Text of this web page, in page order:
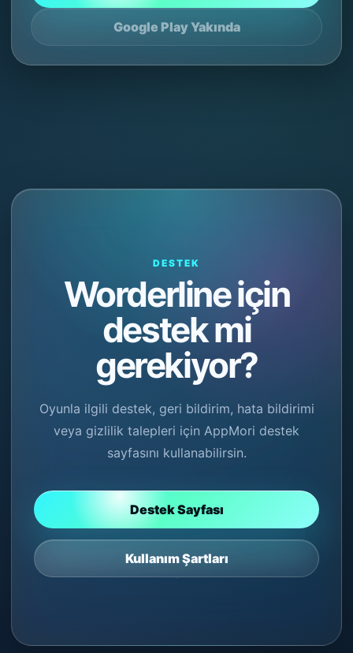
Google Play Yakında
DESTEK
Worderline için
destek mi
gerekiyor?
Oyunla ilgili destek, geri bildirim, hata bildirimi
veya gizlilik talepleri için AppMori destek
sayfasını kullanabilirsin.
Destek Sayfası
Kullanım Şartları